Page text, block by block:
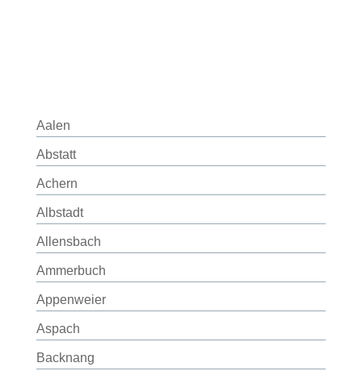
Aalen
Abstatt
Achern
Albstadt
Allensbach
Ammerbuch
Appenweier
Aspach
Backnang